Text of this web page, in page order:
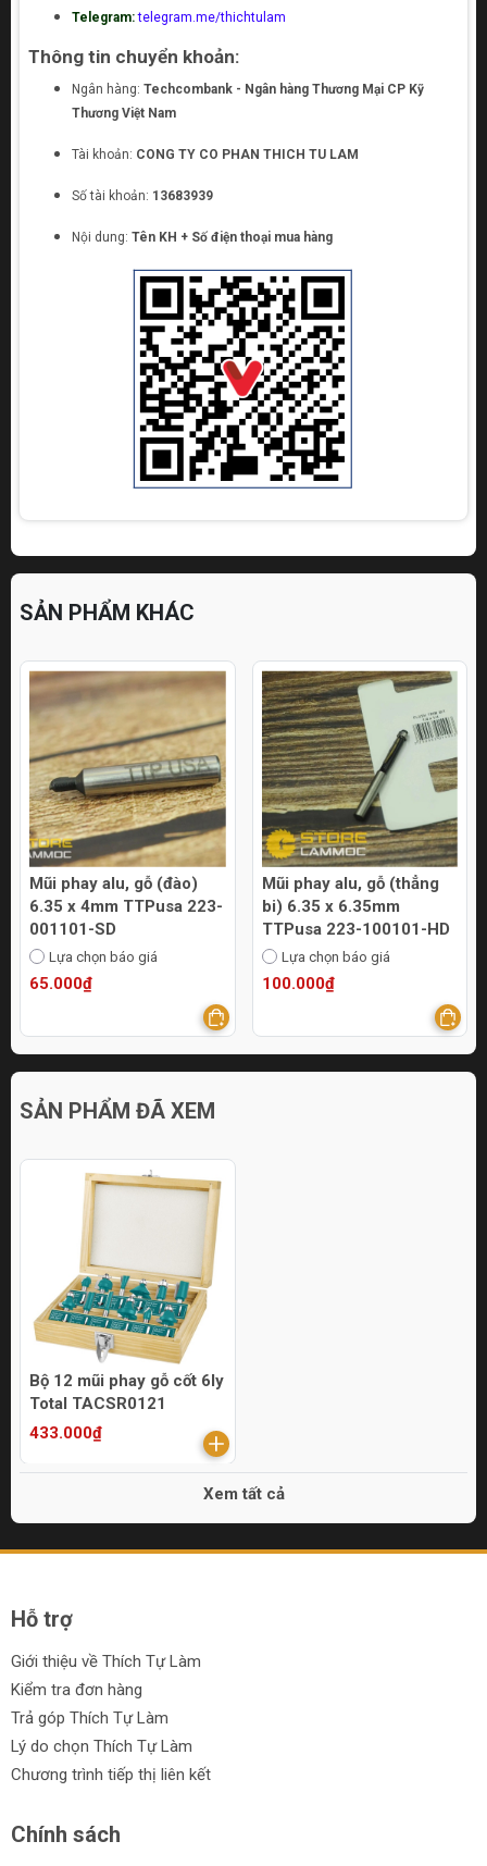
Telegram: telegram.me/thichtulam
Thông tin chuyển khoản:
Ngân hàng: Techcombank - Ngân hàng Thương Mại CP Kỹ
Thương Việt Nam
Tài khoản: CONG TY CO PHAN THICH TU LAM
Số tài khoản: 13683939
Nội dung: Tên KH + Số điện thoại mua hàng
SẢN PHẨM KHÁC
Mũi phay alu, gỗ (thẳng
bi) 6.35 x 6.35mm
TTPusa 223-100101-HD
Lựa chọn báo giá
100.000₫
Mũi phay alu, gỗ (thẳng)
6.35 x 8mm TTPusa 223-
000202-SD
Lựa chọn báo giá
110.000₫
SẢN PHẨM ĐÃ XEM
Bộ 12 mũi phay gỗ cốt 6ly
Total TACSR0121
433.000₫
Xem tất cả
Hỗ trợ
Giới thiệu về Thích Tự Làm
Kiểm tra đơn hàng
Trả góp Thích Tự Làm
Lý do chọn Thích Tự Làm
Chương trình tiếp thị liên kết
Chính sách